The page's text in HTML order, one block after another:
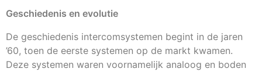
Geschiedenis en evolutie
De geschiedenis intercomsystemen begint in de jaren
’60, toen de eerste systemen op de markt kwamen.
Deze systemen waren voornamelijk analoog en boden